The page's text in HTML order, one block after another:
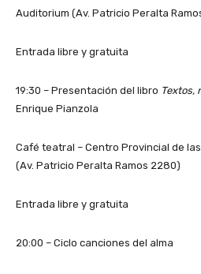
Auditorium (Av. Patricio Peralta
Entrada libre y gratuita
19:30 – Presentación del libro Textos,
Enrique Pianzola
Café teatral – Centro Provincial de
(Av. Patricio Peralta Ramos 2280)
Entrada libre y gratuita
20:00 – Ciclo canciones del alma